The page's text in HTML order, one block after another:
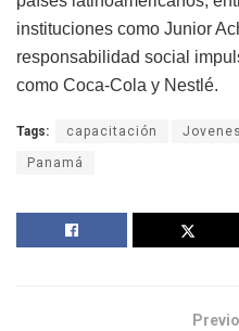
instituciones como Junior
responsabilidad social
como Coca-Cola y Nestlé.
Tags: capacitación Jovenes
Panamá